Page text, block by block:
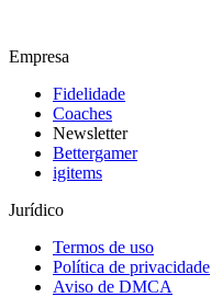
Empresa
Fidelidade
Coaches
Newsletter
Bettergamer
igitems
Jurídico
Termos de uso
Política de privacidade
Aviso de DMCA